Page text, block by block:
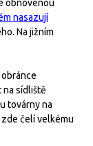
obnovenou
nasazují
Na jižním
sídliště
továrny na
čelí velkému